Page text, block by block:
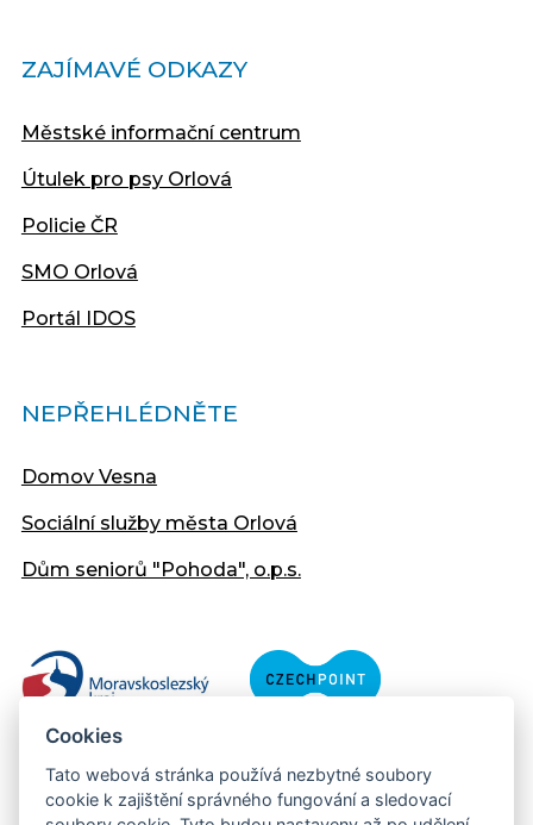
ZAJÍMAVÉ ODKAZY
Městské informační centrum
Útulek pro psy Orlová
Policie ČR
SMO Orlová
Portál IDOS
NEPŘEHLÉDNĚTE
Domov Vesna
Sociální služby města Orlová
Dům seniorů "Pohoda", o.p.s.
Cookies
Tato webová stránka používá nezbytné soubory
cookie k zajištění správného fungování a sledovací